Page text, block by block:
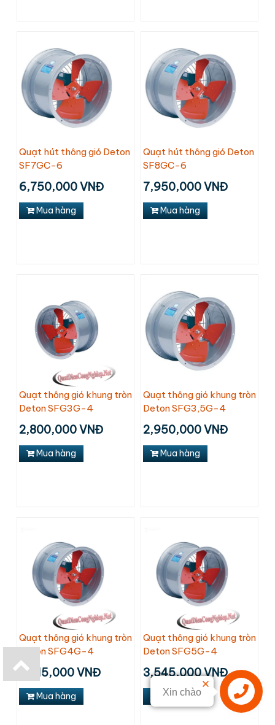
Quạt hút thông gió Deton
SF7GC-6
6,750,000 VNĐ
Mua hàng
Quạt hút thông gió Deton
SF8GC-6
7,950,000 VNĐ
Mua hàng
Quạt thông gió khung tròn
Deton SFG3G-4
2,800,000 VNĐ
Mua hàng
Quạt thông gió khung tròn
Deton SFG3,5G-4
2,950,000 VNĐ
Mua hàng
Quạt thông gió khung tròn
Deton SFG4G-4
3,015,000 VNĐ
Mua hàng
Quạt thông gió khung tròn
Deton SFG5G-4
3,545,000 VNĐ
Mua hàng
Xin chào